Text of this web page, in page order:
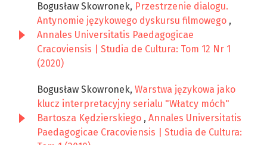
Bogusław Skowronek, Przestrzenie dialogu.
Antynomie językowego dyskursu filmowego ,
Annales Universitatis Paedagogicae
Cracoviensis | Studia de Cultura: Tom 12 Nr 1
(2020)
Bogusław Skowronek, Warstwa językowa jako
klucz interpretacyjny serialu "Włatcy móch"
Bartosza Kędzierskiego , Annales Universitatis
Paedagogicae Cracoviensis | Studia de Cultura: